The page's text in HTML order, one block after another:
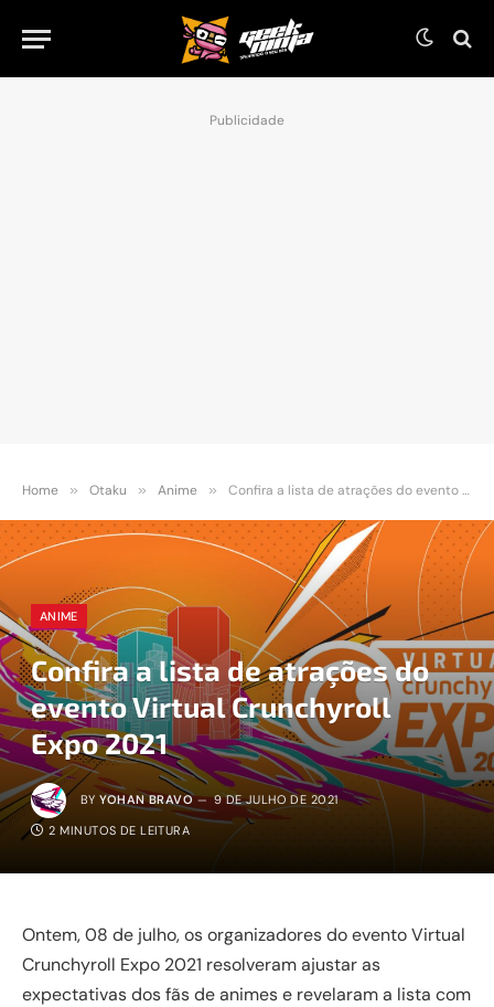
Publicidade
Home » Otaku » Anime » Confira a lista de atrações do evento Virtual Crunchyroll Expo 2021
ANIME
Confira a lista de atrações do
evento Virtual Crunchyroll
Expo 2021
BY YOHAN BRAVO 9 DE JULHO DE 2021
2 MINUTOS DE LEITURA
Ontem, 08 de julho, os organizadores do evento Virtual
Crunchyroll Expo 2021 resolveram ajustar as
expectativas dos fãs de animes e revelaram a lista com